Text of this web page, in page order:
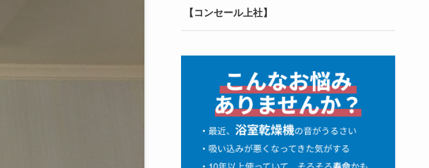
【コンセール上社】